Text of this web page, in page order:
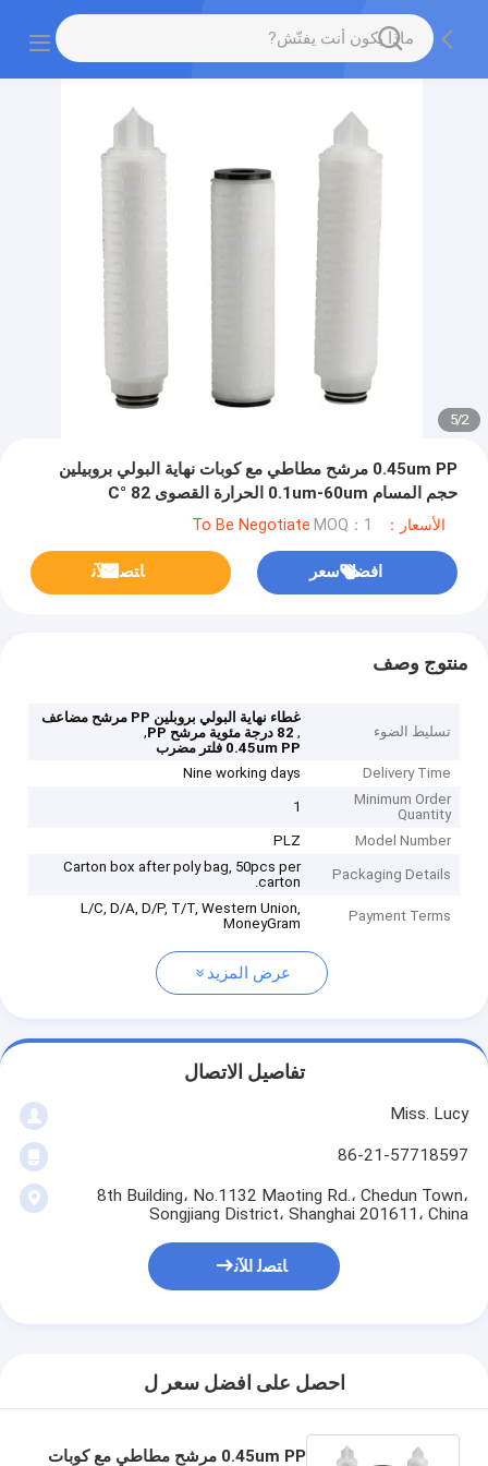
2
/
5
0.45um PP مرشح مطاطي مع كوبات نهاية البولي بروبيلين
حجم المسام 0.1um-60um الحرارة القصوى 82 °C
الأسعار：To Be Negotiate MOQ：1
افضل سعر ﺎﺘﺼﻟ ﺍﻶﻧ
منتوج وصف
تسليط الضوء
غطاء نهاية البولي بروبلين PP مرشح مضاعف
, 82 درجة مئوية مرشح PP
,
0.45um PP فلتر مضرب
Delivery Time
Nine working days
Minimum Order
Quantity
1
Model Number
PLZ
Packaging Details
Carton box after poly bag, 50pcs per
carton.
Payment Terms
L/C, D/A, D/P, T/T, Western Union,
MoneyGram
عرض المزيد
تفاصيل الاتصال
Miss. Lucy
86-21-57718597
8th Building، No.1132 Maoting Rd.، Chedun Town،
Songjiang District، Shanghai 201611، China
ﺎﺘﺼﻟ ﺍﻶﻧ
احصل على افضل سعر ل
0.45um PP مرشح مطاطي مع كوبات